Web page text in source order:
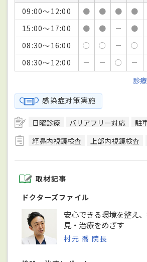
09:00～12:00
● ● ● ●
15:00～17:00
● ● － ●
08:30～16:00
○ ○ － ○
08:30～12:00
－ － ○ －
診
感染症対策実施
日曜診療 バリアフリー対応 駐
経鼻内視鏡検査
上部内視鏡検査
取材記事
ドクターズファイル
安心できる環境を整え
見・治療をめざす
村元 喬 院長